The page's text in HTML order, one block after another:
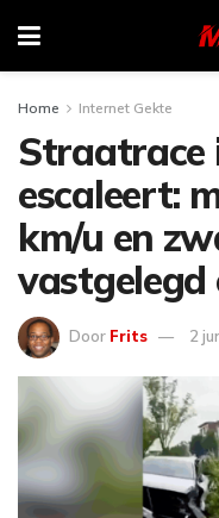
Home Internet Gekte
Straatrace
escaleert:
km/u en
vastgelegd
Door Frits 2